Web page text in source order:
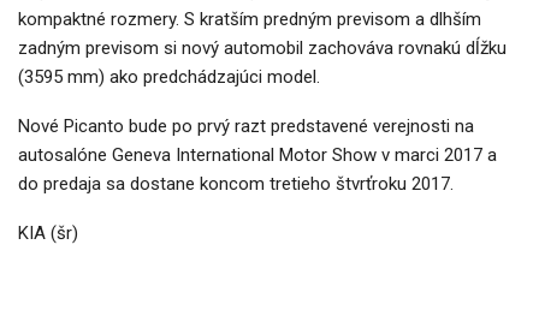
kompaktné rozmery. S kratším predným previsom a dlhším
zadným previsom si nový automobil zachováva rovnakú dĺžku
(3595 mm) ako predchádzajúci model.
Nové Picanto bude po prvý razt predstavené verejnosti na
autosalóne Geneva International Motor Show v marci 2017 a
do predaja sa dostane koncom tretieho štvrťroku 2017.
KIA (šr)